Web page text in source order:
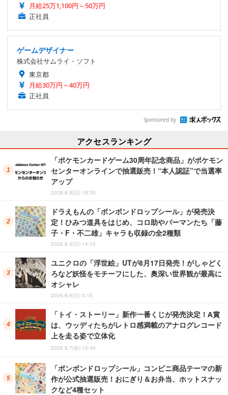
月給25万1,100円～50万円
正社員
ゲームデザイナー
株式会社サムライ・ソフト
東京都
月給30万円～40万円
正社員
Sponsored by
アクセスランキング
「ポケモンカードゲーム30周年記念商品」がポケモン
センターオンラインで抽選販売！“本人認証”で当選率
アップ
2026.8.9(日) 18:30
ドラえもんの「ボンボンドロップシール」が発売決
定！ひみつ道具をはじめ、コロ助やパーマンたち「藤
子・F・不二雄」キャラも収録の全2種類
2026.8.9(日) 14:15
ユニクロの「浮世絵」UTが8月17日発売！がしゃどく
ろなど妖怪をモチーフにした、奥深い世界観が最高に
オシャレ
2026.8.9(日) 0:10
「トイ・ストーリー」新作一番くじが発売決定！A賞
は、ウッディたちがレトロ感満載のアナログレコード
上を走る姿で立体化
2026.8.7(金) 12:40
「ボンボンドロップシール」コンビニ商品テーマの新
作が公式抽選販売！おにぎり＆お弁当、ホットスナッ
クなど4種セット